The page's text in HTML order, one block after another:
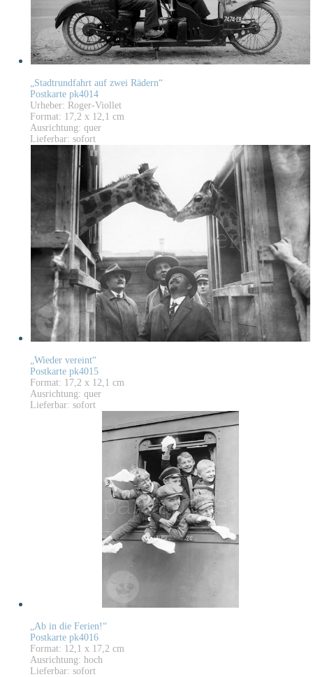
„Stadtrundfahrt auf zwei Rädern“
Postkarte pk4014
Urheber: Roger-Viollet
Format: 17,2 x 12,1 cm
Ausrichtung: quer
Lieferbar: sofort
„Wieder vereint“
Postkarte pk4015
Format: 17,2 x 12,1 cm
Ausrichtung: quer
Lieferbar: sofort
„Ab in die Ferien!“
Postkarte pk4016
Format: 12,1 x 17,2 cm
Ausrichtung: hoch
Lieferbar: sofort